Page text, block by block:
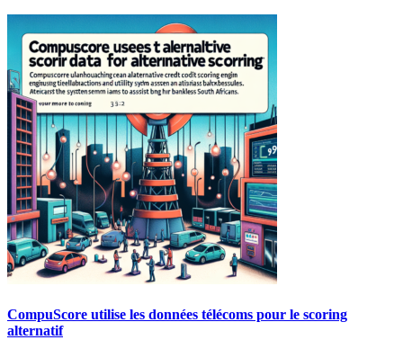
CompuScore utilise les données télécoms pour le scoring
alternatif